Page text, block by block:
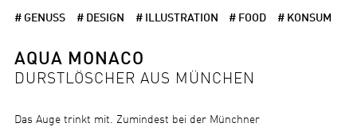
# GENUSS # DESIGN # ILLUSTRATION # FOOD # KONSUM
AQUA MONACO
DURSTLÖSCHER AUS MÜNCHEN
Das Auge trinkt mit. Zumindest bei der Münchner